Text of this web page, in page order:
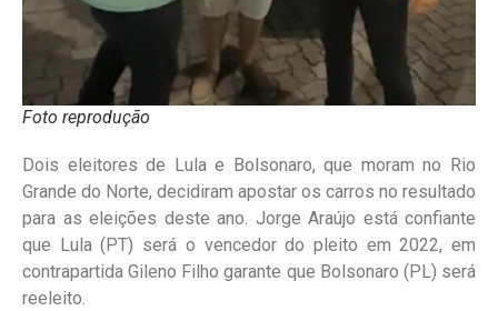
Foto reprodução
Dois eleitores de Lula e Bolsonaro, que moram no Rio
Grande do Norte, decidiram apostar os carros no resultado
para as eleições deste ano. Jorge Araújo está confiante
que Lula (PT) será o vencedor do pleito em 2022, em
contrapartida Gileno Filho garante que Bolsonaro (PL) será
reeleito.